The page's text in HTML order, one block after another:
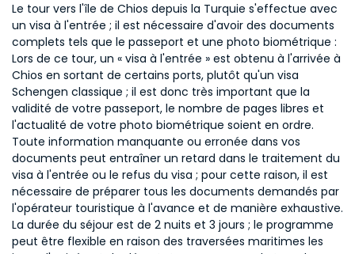
Le tour vers l'île de Chios depuis la Turquie s'effectue avec
un visa à l'entrée ; il est nécessaire d'avoir des documents
complets tels que le passeport et une photo biométrique :
Lors de ce tour, un « visa à l'entrée » est obtenu à l'arrivée à
Chios en sortant de certains ports, plutôt qu'un visa
Schengen classique ; il est donc très important que la
validité de votre passeport, le nombre de pages libres et
l'actualité de votre photo biométrique soient en ordre.
Toute information manquante ou erronée dans vos
documents peut entraîner un retard dans le traitement du
visa à l'entrée ou le refus du visa ; pour cette raison, il est
nécessaire de préparer tous les documents demandés par
l'opérateur touristique à l'avance et de manière exhaustive.
La durée du séjour est de 2 nuits et 3 jours ; le programme
peut être flexible en raison des traversées maritimes les